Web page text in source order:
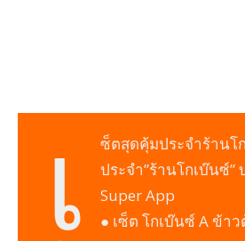
เ
ซ็ตสุดคุ้มประจำร้านโ
ประจำ”ร้านโกเบ๊นซ์”
Super App
● เซ็ต โกเบ๊นซ์ A ข้า